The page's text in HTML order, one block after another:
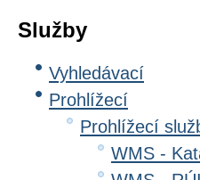
Služby
Vyhledávací
Prohlížecí
Prohlížecí
WMS -